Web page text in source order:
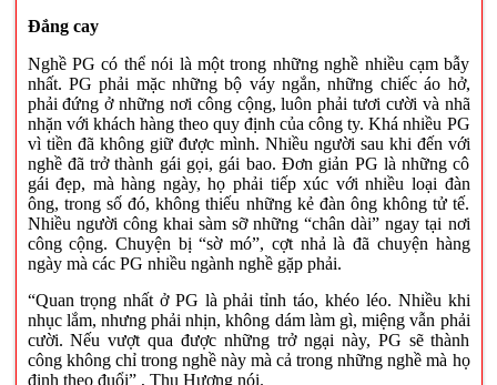
Đắng cay
Nghề PG có thể nói là một trong những nghề nhiều cạm bẫy
nhất. PG phải mặc những bộ váy ngắn, những chiếc áo hở,
phải đứng ở những nơi công cộng, luôn phải tươi cười và nhã
nhặn với khách hàng theo quy định của công ty. Khá nhiều PG
vì tiền đã không giữ được mình. Nhiều người sau khi đến với
nghề đã trở thành gái gọi, gái bao. Đơn giản PG là những cô
gái đẹp, mà hàng ngày, họ phải tiếp xúc với nhiều loại đàn
ông, trong số đó, không thiếu những kẻ đàn ông không tử tế.
Nhiều người công khai sàm sỡ những “chân dài” ngay tại nơi
công cộng. Chuyện bị “sờ mó”, cợt nhả là đã chuyện hàng
ngày mà các PG nhiều ngành nghề gặp phải.
“Quan trọng nhất ở PG là phải tỉnh táo, khéo léo. Nhiều khi
nhục lắm, nhưng phải nhịn, không dám làm gì, miệng vẫn phải
cười. Nếu vượt qua được những trở ngại này, PG sẽ thành
công không chỉ trong nghề này mà cả trong những nghề mà họ
định theo đuổi” , Thu Hương nói.